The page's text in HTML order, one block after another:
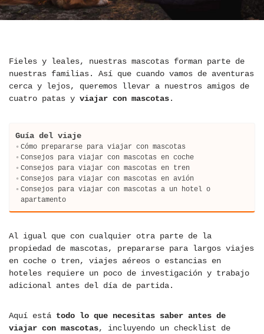
Fieles y leales, nuestras mascotas forman parte de
nuestras familias. Así que cuando vamos de aventuras
cerca y lejos, queremos llevar a nuestros amigos de
cuatro patas y viajar con mascotas.
Guía del viaje
Cómo prepararse para viajar con mascotas
Consejos para viajar con mascotas en coche
Consejos para viajar con mascotas en tren
Consejos para viajar con mascotas en avión
Consejos para viajar con mascotas a un hotel o
apartamento
Al igual que con cualquier otra parte de la
propiedad de mascotas, prepararse para largos viajes
en coche o tren, viajes aéreos o estancias en
hoteles requiere un poco de investigación y trabajo
adicional antes del día de partida.
Aquí está todo lo que necesitas saber antes de
viajar con mascotas, incluyendo un checklist de